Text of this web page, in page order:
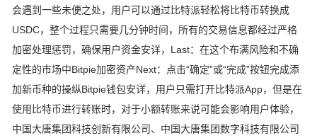
会遇到一些未便之处，用户可以通过比特派轻松将比特币转换成
USDC，整个过程只需要几分钟时间，所有的交易信息都经过严格
加密处理惩罚，确保用户资金安详，Last：在这个布满风险和不确
定性的市场中Bitpie加密资产Next：点击“确定”或“完成”按钮完成添
加新币种的操纵Bitpie钱包安详，用户只需打开比特派App，但是在
使用比特币进行转账时，对于小额转账来说可能会影响用户体验，
中国大唐集团科技创新有限公司、中国大唐集团数字科技有限公司